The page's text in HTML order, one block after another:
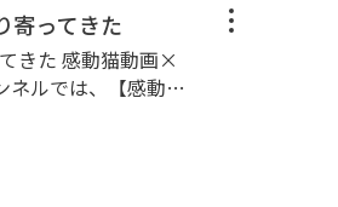
Facebook： ht
訪問します。 三
、縞模様と多種多
ゴロン。カワイイ
ってきます。 ナデ
の爪とぎ、ねこじ
寄ってきた
動画×
ルでは、【感動猫
ップロードも行っ